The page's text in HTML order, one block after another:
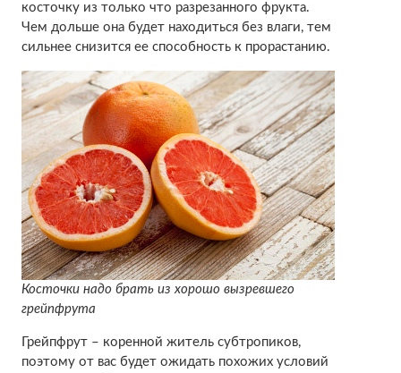
косточку из только что разрезанного фрукта.
Чем дольше она будет находиться без влаги, тем
сильнее снизится ее способность к прорастанию.
Косточки надо брать из хорошо вызревшего
грейпфрута
Грейпфрут – коренной житель субтропиков,
поэтому от вас будет ожидать похожих условий